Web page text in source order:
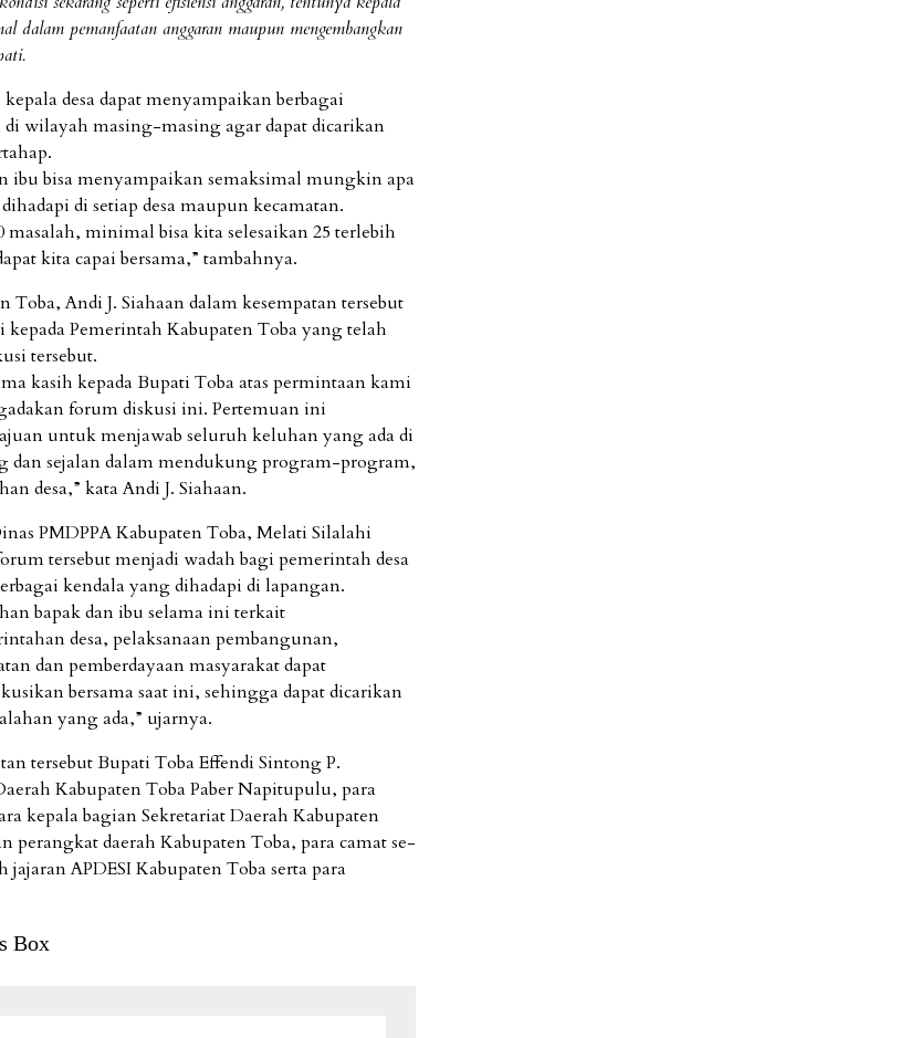
dalam pemanfaatan anggaran maupun mengembangkan
desa dapat menyampaikan berbagai
di wilayah masing-masing agar dapat dicarikan
ibu bisa menyampaikan semaksimal mungkin apa
di setiap desa maupun kecamatan.
masalah, minimal bisa kita selesaikan 25 terlebih
kita capai bersama,” tambahnya.
Toba, Andi J. Siahaan dalam kesempatan tersebut
kepada Pemerintah Kabupaten Toba yang telah
tersebut.
kasih kepada Bupati Toba atas permintaan kami
forum diskusi ini. Pertemuan ini
untuk menjawab seluruh keluhan yang ada di
dan sejalan dalam mendukung program-program,
desa,” kata Andi J. Siahaan.
PMDPPA Kabupaten Toba, Melati Silalahi
tersebut menjadi wadah bagi pemerintah desa
kendala yang dihadapi di lapangan.
bapak dan ibu selama ini terkait
desa, pelaksanaan pembangunan,
dan pemberdayaan masyarakat dapat
bersama saat ini, sehingga dapat dicarikan
yang ada,” ujarnya.
tersebut Bupati Toba Effendi Sintong P.
Kabupaten Toba Paber Napitupulu, para
kepala bagian Sekretariat Daerah Kabupaten
perangkat daerah Kabupaten Toba, para camat se-
APDESI Kabupaten Toba serta para
Box